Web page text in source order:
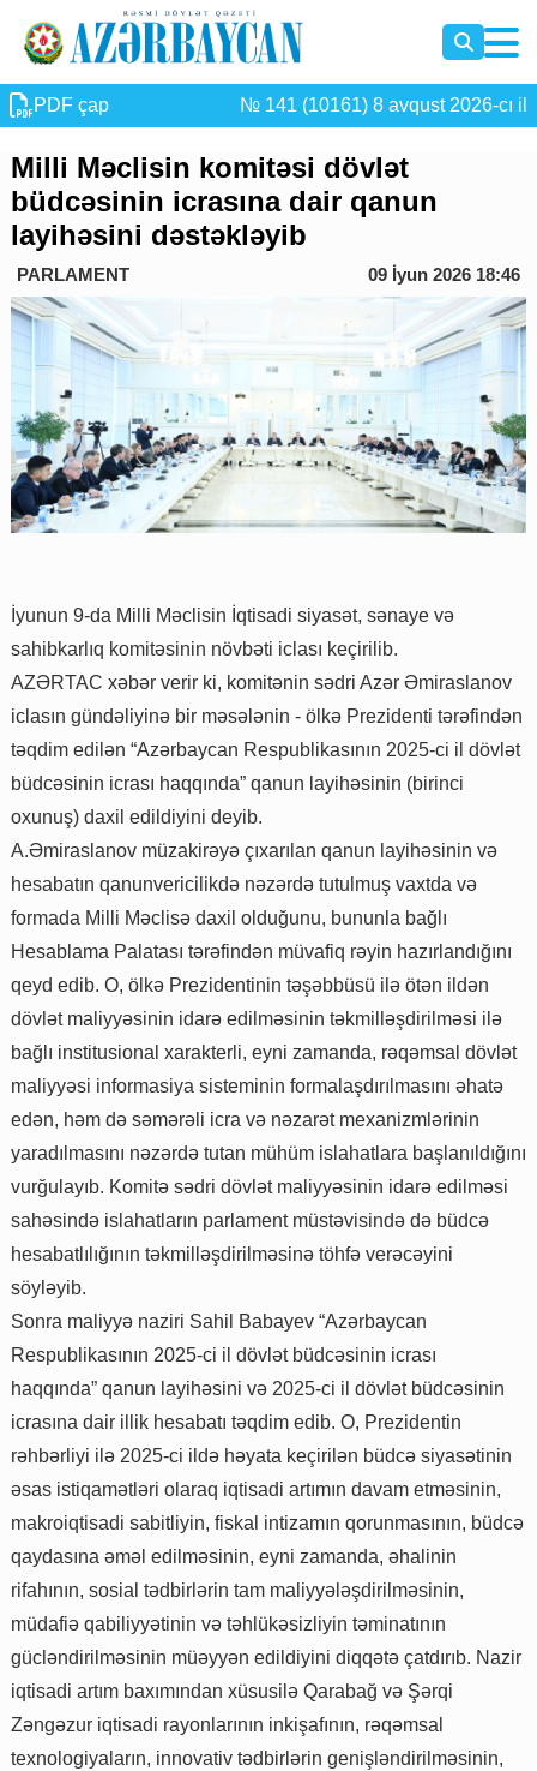
PDF çap № 141 (10161) 8 avqust 2026-cı il
Milli Məclisin komitəsi dövlət
büdcəsinin icrasına dair qanun
layihəsini dəstəkləyib
PARLAMENT 09 İyun 2026 18:46
İyunun 9-da Milli Məclisin İqtisadi siyasət, sənaye və
sahibkarlıq komitəsinin növbəti iclası keçirilib.
AZƏRTAC xəbər verir ki, komitənin sədri Azər Əmiraslanov
iclasın gündəliyinə bir məsələnin - ölkə Prezidenti tərəfindən
təqdim edilən “Azərbaycan Respublikasının 2025-ci il dövlət
büdcəsinin icrası haqqında” qanun layihəsinin (birinci
oxunuş) daxil edildiyini deyib.
A.Əmiraslanov müzakirəyə çıxarılan qanun layihəsinin və
hesabatın qanunvericilikdə nəzərdə tutulmuş vaxtda və
formada Milli Məclisə daxil olduğunu, bununla bağlı
Hesablama Palatası tərəfindən müvafiq rəyin hazırlandığını
qeyd edib. O, ölkə Prezidentinin təşəbbüsü ilə ötən ildən
dövlət maliyyəsinin idarə edilməsinin təkmilləşdirilməsi ilə
bağlı institusional xarakterli, eyni zamanda, rəqəmsal dövlət
maliyyəsi informasiya sisteminin formalaşdırılmasını əhatə
edən, həm də səmərəli icra və nəzarət mexanizmlərinin
yaradılmasını nəzərdə tutan mühüm islahatlara başlanıldığını
vurğulayıb. Komitə sədri dövlət maliyyəsinin idarə edilməsi
sahəsində islahatların parlament müstəvisində də büdcə
hesabatlılığının təkmilləşdirilməsinə töhfə verəcəyini
söyləyib.
Sonra maliyyə naziri Sahil Babayev “Azərbaycan
Respublikasının 2025-ci il dövlət büdcəsinin icrası
haqqında” qanun layihəsini və 2025-ci il dövlət büdcəsinin
icrasına dair illik hesabatı təqdim edib. O, Prezidentin
rəhbərliyi ilə 2025-ci ildə həyata keçirilən büdcə siyasətinin
əsas istiqamətləri olaraq iqtisadi artımın davam etməsinin,
makroiqtisadi sabitliyin, fiskal intizamın qorunmasının, büdcə
qaydasına əməl edilməsinin, eyni zamanda, əhalinin
rifahının, sosial tədbirlərin tam maliyyələşdirilməsinin,
müdafiə qabiliyyətinin və təhlükəsizliyin təminatının
gücləndirilməsinin müəyyən edildiyini diqqətə çatdırıb. Nazir
iqtisadi artım baxımından xüsusilə Qarabağ və Şərqi
Zəngəzur iqtisadi rayonlarının inkişafının, rəqəmsal
texnologiyaların, innovativ tədbirlərin genişləndirilməsinin,